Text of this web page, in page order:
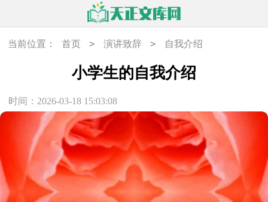
当前位置： 首页 > 演讲致辞 > 自我介绍
小学生的自我介绍
时间：2026-03-18 15:03:08